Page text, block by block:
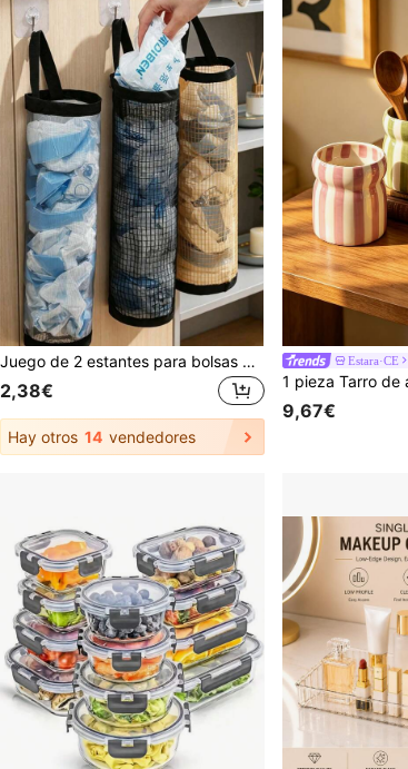
Juego de 2 estantes para bolsas de plástico, adecuados para la cocina, almacenamiento detrás de la puerta, organización de la cocina, artículos esenciales de cocina, accesorios de cocina, accesorios de baño, utensilios de cocina para el hogar, decoración de cocina
2,38€
Hay otros 14 vendedores
Estara·CE
9,67€